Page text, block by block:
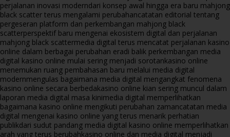
perjalanan inovasi moderndari konsep awal hingga era baru mahjong
black scatter terus mengalami perubahancatatan editorial tentang
pergeseran platform dan perkembangan mahjong black
scatterperspektif baru mengenai ekosistem digital dan perjalanan
mahjong black scattermedia digital terus mencatat perjalanan kasino
online dalam berbagai perubahan eradi balik perkembangan media
digital kasino online mulai sering menjadi sorotankasino online
menemukan ruang pembahasan baru melalui media digital
modernmengulas bagaimana media digital mengangkat fenomena
kasino online secara berbedakasino online kian sering muncul dalam
laporan media digital masa kinimedia digital memperlihatkan
bagaimana kasino online mengikuti perubahan zamancatatan media
digital mengenai kasino online yang terus menarik perhatian
publikdari sudut pandang media digital kasino online memperlihatkan
arah yang terus berubahkasino online dan media digital menjadi